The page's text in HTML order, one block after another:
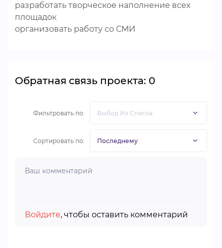
разработать творческое наполнение всех
площадок
организовать работу со СМИ
Обратная связь проекта: 0
Фильтровать по:
Сортировать по:
Войдите, чтобы оставить комментарий